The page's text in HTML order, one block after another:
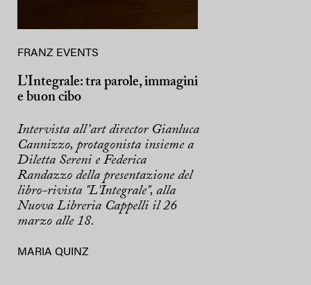
FRANZ EVENTS
L’Integrale: tra parole, immagini
e buon cibo
Intervista all’art director Gianluca
Cannizzo, protagonista insieme a
Diletta Sereni e Federica
Randazzo della presentazione del
libro-rivista "L'Integrale", alla
Nuova Libreria Cappelli il 26
marzo alle 18.
MARIA QUINZ